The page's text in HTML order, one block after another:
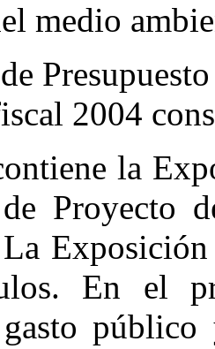
medio
2004
la
Proyecto
En el